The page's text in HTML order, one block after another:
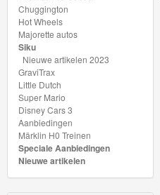
Treinen
Marklin
Start-
Up
Treinen
Thomas
Trackmaster
motorized
Chuggington
Hot Wheels
Majorette autos
Siku
Nieuwe artikelen 2023
GraviTrax
Little Dutch
Super Mario
Disney Cars 3
Aanbiedingen
Märklin H0 Treinen
Speciale Aanbiedingen
Nieuwe artikelen